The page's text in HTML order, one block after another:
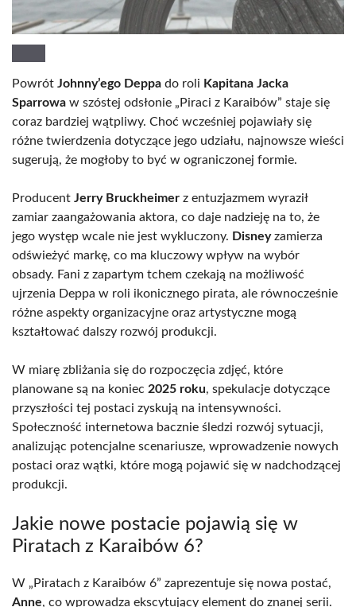
Powrót Johnny’ego Deppa do roli Kapitana Jacka
Sparrowa w szóstej odsłonie „Piraci z Karaibów” staje się
coraz bardziej wątpliwy. Choć wcześniej pojawiały się
różne twierdzenia dotyczące jego udziału, najnowsze wieści
sugerują, że mogłoby to być w ograniczonej formie.
Producent Jerry Bruckheimer z entuzjazmem wyraził
zamiar zaangażowania aktora, co daje nadzieję na to, że
jego występ wcale nie jest wykluczony. Disneyzamierza
odświeżyć markę, co ma kluczowy wpływ na wybór
obsady. Fani z zapartym tchem czekają na możliwość
ujrzenia Deppa w roli ikonicznego pirata, ale równocześnie
różne aspekty organizacyjne oraz artystyczne mogą
kształtować dalszy rozwój produkcji.
W miarę zbliżania się do rozpoczęcia zdjęć, które
planowane są na koniec 2025 roku, spekulacje dotyczące
przyszłości tej postaci zyskują na intensywności.
Społeczność internetowa bacznie śledzi rozwój sytuacji,
analizując potencjalne scenariusze, wprowadzenie nowych
postaci oraz wątki, które mogą pojawić się w nadchodzącej
produkcji.
Jakie nowe postacie pojawią się w
Piratach z Karaibów 6?
W „Piratach z Karaibów 6” zaprezentuje się nowa postać,
Anne, co wprowadza ekscytujący element do znanej serii.